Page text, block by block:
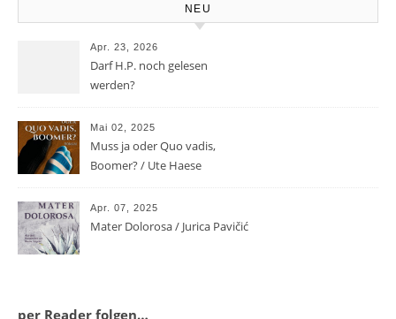
NEU
Apr. 23, 2026
Darf H.P. noch gelesen
werden?
Mai 02, 2025
Muss ja oder Quo vadis,
Boomer? / Ute Haese
Apr. 07, 2025
Mater Dolorosa / Jurica Pavičić
per Reader folgen…